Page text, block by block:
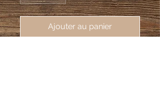
Ajouter au panier